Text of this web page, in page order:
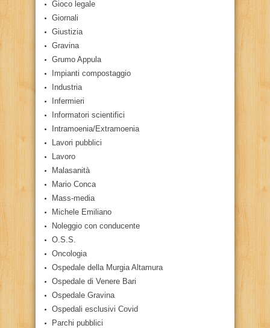
Gioco legale
Giornali
Giustizia
Gravina
Grumo Appula
Impianti compostaggio
Industria
Infermieri
Informatori scientifici
Intramoenia/Extramoenia
Lavori pubblici
Lavoro
Malasanità
Mario Conca
Mass-media
Michele Emiliano
Noleggio con conducente
O.S.S.
Oncologia
Ospedale della Murgia Altamura
Ospedale di Venere Bari
Ospedale Gravina
Ospedali esclusivi Covid
Parchi pubblici